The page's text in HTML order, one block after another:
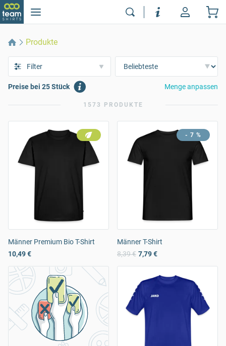
Produkte
Filter
Preise bei 25 Stück Menge anpassen
1573 PRODUKTE
Männer Premium Bio T-Shirt
10,49 €
- 7 %
Männer T-Shirt
8,39 € 7,79 €